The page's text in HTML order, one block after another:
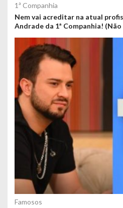
1ª Companhia
Nem vai acreditar na atual
Andrade da 1ª Companhia!
Famosos